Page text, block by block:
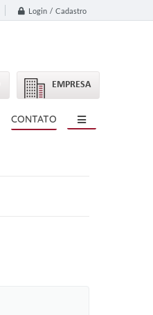
Login / Cadastro
EMPRESA
CONTATO